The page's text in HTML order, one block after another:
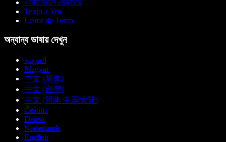
এআই ভয়েস জেনারেটর
Texto a Voz
Leitor de Texto
অন্যান্য ভাষায় দেখুন
العربية
Magyar
中文 (简体)
中文 (台灣)
中文 (简体 中国大陆)
Čeština
Dansk
Nederlands
English